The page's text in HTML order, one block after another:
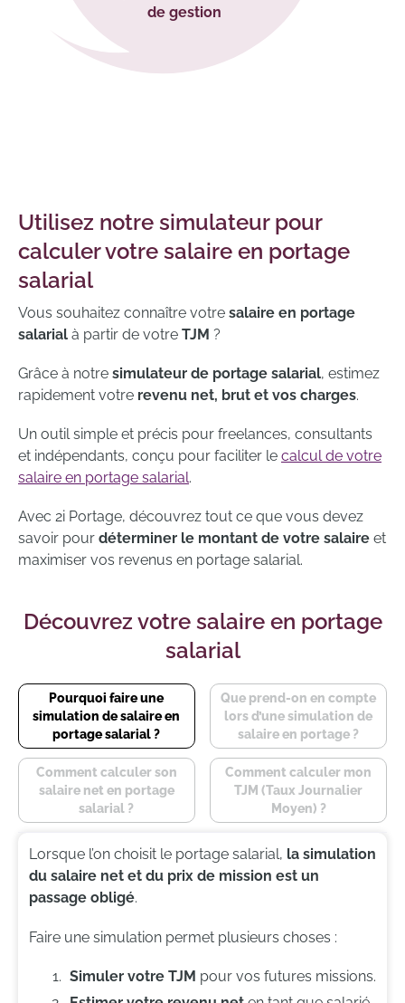
de gestion
Utilisez notre simulateur pour
calculer votre salaire en portage
salarial
Vous souhaitez connaître votre salaire en portage
salarial à partir de votre TJM ?
Grâce à notre simulateur de portage salarial, estimez
rapidement votre revenu net, brut et vos charges.
Un outil simple et précis pour freelances, consultants
et indépendants, conçu pour faciliter le calcul de votre
salaire en portage salarial.
Avec 2i Portage, découvrez tout ce que vous devez
savoir pour déterminer le montant de votre salaire et
maximiser vos revenus en portage salarial.
Découvrez votre salaire en portage
salarial
Pourquoi faire une
simulation de salaire en
portage salarial ?
Que prend-on en compte
lors d’une simulation de
salaire en portage ?
Comment calculer son
salaire net en portage
salarial ?
Comment calculer mon
TJM (Taux Journalier
Moyen) ?
Lorsque l’on choisit le portage salarial, la simulation
du salaire net et du prix de mission est un
passage obligé.
Faire une simulation permet plusieurs choses :
Simuler votre TJM pour vos futures missions.